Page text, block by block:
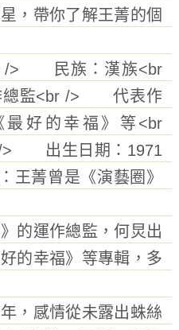
，帶你了解王菁的個
> 民族：漢族<br
監<br /> 代表作
好的幸福》等<br
出生日期：1971
菁曾是《演藝圈》
運作總監，何炅出
的幸福》等專輯，多
感情從未露出蛛絲